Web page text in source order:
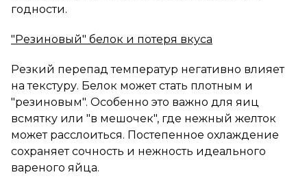
годности.
"Резиновый" белок и потеря вкуса
Резкий перепад температур негативно влияет
на текстуру. Белок может стать плотным и
"резиновым". Особенно это важно для яиц
всмятку или "в мешочек", где нежный желток
может расслоиться. Постепенное охлаждение
сохраняет сочность и нежность идеального
вареного яйца.